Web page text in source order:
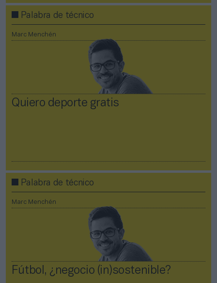
Palabra de técnico
Marc Menchén
Quiero deporte gratis
Palabra de técnico
Marc Menchén
Fútbol, ¿negocio (in)sostenible?